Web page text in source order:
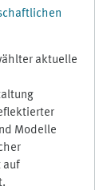
aktuelle
Modelle
auf